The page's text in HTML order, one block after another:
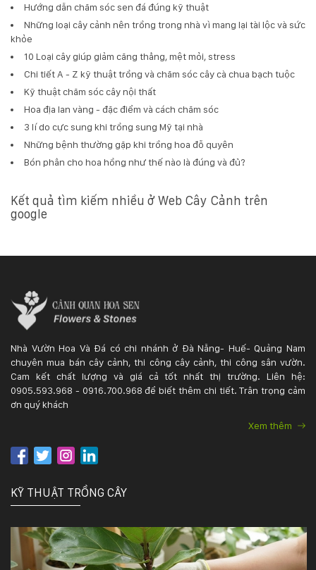
Hướng dẫn chăm sóc sen đá đúng kỹ thuật
Những loại cây cảnh nên trồng trong nhà vì mang lại tài lộc và sức
khỏe
10 Loại cây giúp giảm căng thẳng, mệt mỏi, stress
Chi tiết A - Z kỹ thuật trồng và chăm sóc cây cà chua bạch tuộc
Kỹ thuật chăm sóc cây nội thất
Hoa địa lan vàng - đặc điểm và cách chăm sóc
3 lí do cực sung khi trồng sung Mỹ tại nhà
Những bệnh thường gặp khi trồng hoa đỗ quyên
Bón phân cho hoa hồng như thế nào là đúng và đủ?
Kết quả tìm kiếm nhiều ở Web Cây Cảnh trên
google
Nhà Vườn Hoa Và Đá có chi nhánh ở Đà Nẵng- Huế- Quảng Nam
chuyên mua bán cây cảnh, thi công cây cảnh, thi công sân vườn.
Cam kết chất lượng và giá cả tốt nhất thị trường. Liên hệ:
0905.593.968 - 0916.700.968 để biết thêm chi tiết. Trân trọng cảm
ơn quý khách
Xem thêm
KỸ THUẬT TRỒNG CÂY